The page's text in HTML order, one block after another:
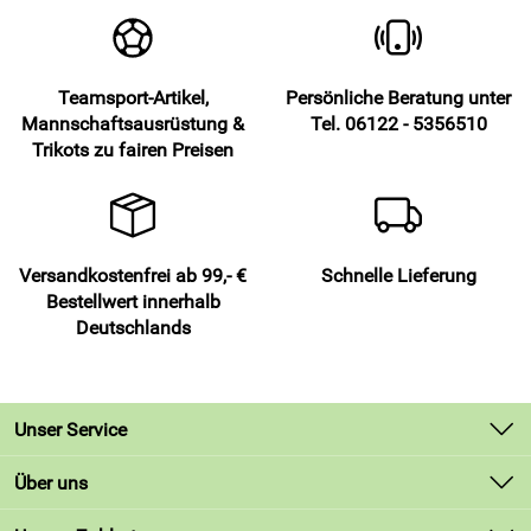
Luft auf deiner Haut, auch wenn das Tempo steigt. Vertraue
auf das bewegliche, leichte Material und geh entschlossen
in den ersten Kontakt. Bleibe konzentriert, denn das robuste
Gewebe steckt Ziehen und Drücken souverän weg. Setze mit
dem klaren, einfarbigen Design ein Statement auf dem
Details – Kurzarm-Trikot – PAT 145 von Patrick Teamsport
Belgien, schwarz:
Fußball-Kurzarm-Trikot
Material: 100 Prozent Baumwolle
Farbe: schwarz, einfarbig
Ausschnitt: rund
Teamsport-Artikel,
Mannschaftsausrüstung &
Trikots zu fairen Preisen
Persönliche Beratung unter
Tel. 06122 - 5356510
Versandkostenfrei ab 99,- €
Bestellwert innerhalb
Deutschlands
Schnelle Lieferung
Unser Service
Kontakt
Über uns